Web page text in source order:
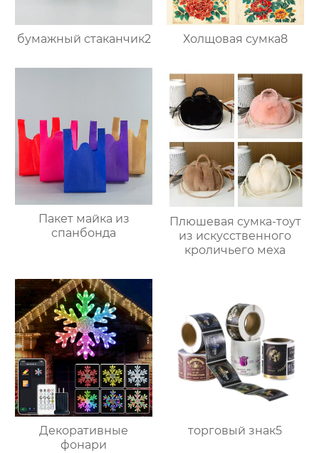
бумажный стаканчик2 Холщовая сумка8
Пакет майка из
спанбонда
Плюшевая сумка-тоут
из искусственного
кроличьего меха
Декоративные
фонари
торговый знак5